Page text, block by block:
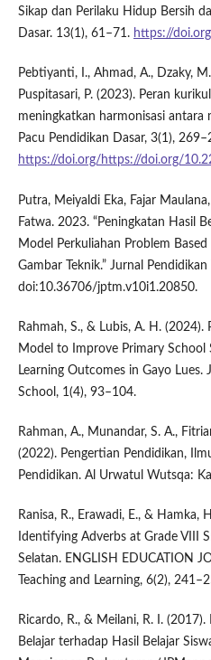
Sikap dan Perilaku Hidup Bersih
Dasar. 13(1), 61–71. https://
Pebtiyanti, I., Ahmad, A., Dzaky,
Puspitasari, P. (2023). Peran
meningkatkan harmonisasi antara
Pacu Pendidikan Dasar, 3(1),
https://doi.org/https://doi.org/
Putra, Meiyaldi Eka, Fajar
Fatwa. 2023. “Peningkatan Hasil
Model Perkuliahan Problem
Gambar Teknik.” Jurnal
doi:10.36706/jptm.v10i1.20850.
Rahmah, S., & Lubis, A. H. (2024).
Model to Improve Primary School
Learning Outcomes in Gayo
School, 1(4), 93–104.
Rahman, A., Munandar, S. A.,
(2022). Pengertian Pendidikan,
Pendidikan. Al Urwatul Wutsqa:
Ranisa, R., Erawadi, E., & Hamka,
Identifying Adverbs at Grade VIII
Selatan. ENGLISH EDUCATION
Teaching and Learning, 6(2),
Ricardo, R., & Meilani, R. I.
Belajar terhadap Hasil Belajar